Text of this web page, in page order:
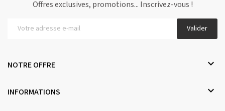
Offres exclusives, promotions... Inscrivez-vous !
Valider
NOTRE OFFRE 
INFORMATIONS 